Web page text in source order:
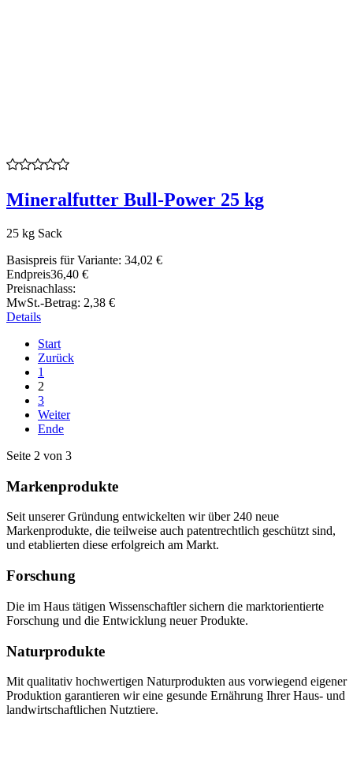
Mineralfutter Bull-Power 25 kg
25 kg Sack
Basispreis für Variante: 34,02 €
Endpreis36,40 €
Preisnachlass:
MwSt.-Betrag: 2,38 €
Details
Start
Zurück
1
2
3
Weiter
Ende
Seite 2 von 3
Markenprodukte
Seit unserer Gründung entwickelten wir über 240 neue
Markenprodukte, die teilweise auch patentrechtlich geschützt sind,
und etablierten diese erfolgreich am Markt.
Forschung
Die im Haus tätigen Wissenschaftler sichern die marktorientierte
Forschung und die Entwicklung neuer Produkte.
Naturprodukte
Mit qualitativ hochwertigen Naturprodukten aus vorwiegend eigener
Produktion garantieren wir eine gesunde Ernährung Ihrer Haus- und
landwirtschaftlichen Nutztiere.